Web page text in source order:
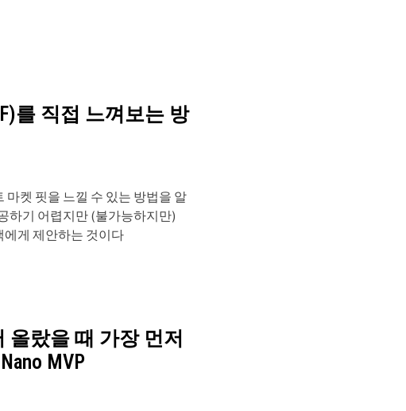
를 직접 느껴보는 방
켓 핏을 느낄 수 있는 방법을 알
하기 어렵지만 (불가능하지만)
에게 제안하는 것이다
올랐을 때 가장 먼저
MVP